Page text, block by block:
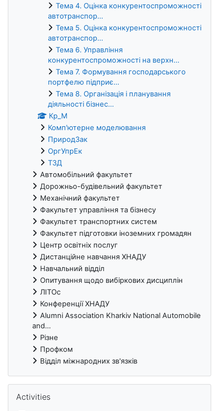
Тема 4. Оцінка конкурентоспроможності
автотранспор...
Тема 5. Оцінка конкурентоспроможності
автотранспор...
Тема 6. Управління
конкурентоспроможності на верхн...
Тема 7. Формування господарського
портфелю підприє...
Тема 8. Організація і планування
діяльності бізнес...
Кр_М
Комп'ютерне моделювання
ПриродЗак
ОргУпрЕк
ТЗД
Автомобільний факультет
Дорожньо-будівельний факультет
Механічний факультет
Факультет управління та бізнесу
Факультет транспортних систем
Факультет підготовки іноземних громадян
Центр освітніх послуг
Дистанційне навчання ХНАДУ
Навчальний відділ
Опитування щодо вибіркових дисциплін
ЛІТОс
Конференції ХНАДУ
Alumni Association Kharkiv National Automobile
and...
Різне
Профком
Відділ міжнародних зв'язків
Activities